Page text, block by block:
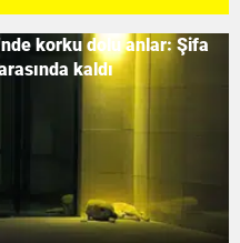
korku dolu anlar: Şifa
kaldı